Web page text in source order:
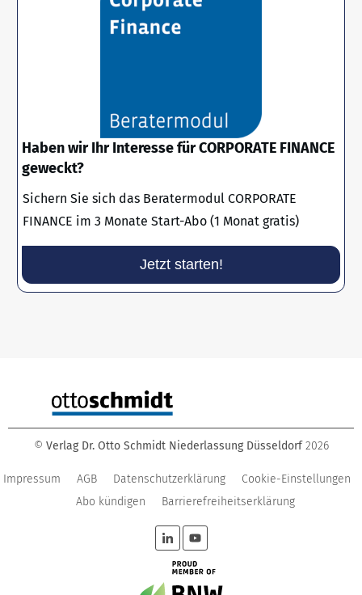
Haben wir Ihr Interesse für CORPORATE FINANCE
geweckt?
Sichern Sie sich das Beratermodul CORPORATE
FINANCE im 3 Monate Start-Abo (1 Monat gratis)
Jetzt starten!
© Verlag Dr. Otto Schmidt Niederlassung Düsseldorf 2026
Impressum AGB Datenschutzerklärung
Cookie-Einstellungen
Abo kündigen
Barrierefreiheitserklärung